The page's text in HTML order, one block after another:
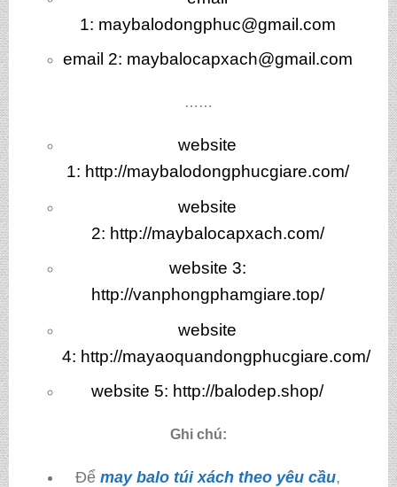
1: maybalodongphuc@gmail.com
email 2: maybalocapxach@gmail.com
……
website
1: http://maybalodongphucgiare.com/
website
2: http://maybalocapxach.com/
website 3:
http://vanphongphamgiare.top/
website
4: http://mayaoquandongphucgiare.com/
website 5: http://balodep.shop/
Ghi chú:
Để may balo túi xách theo yêu cầu,